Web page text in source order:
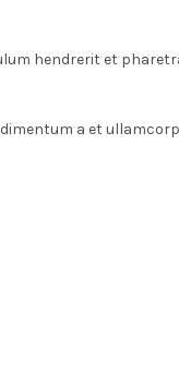
hendrerit et
a et